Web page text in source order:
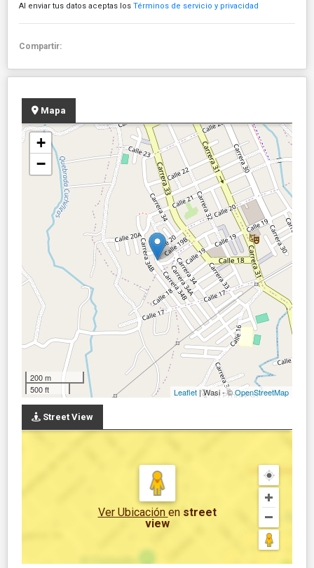
Al enviar tus datos aceptas los Términos de servicio y privacidad
Compartir:
Mapa
+
−
200 m
500 ft
Leaflet | Wasi - ©OpenStreetMap
Street View
Ver Ubicación en street
view